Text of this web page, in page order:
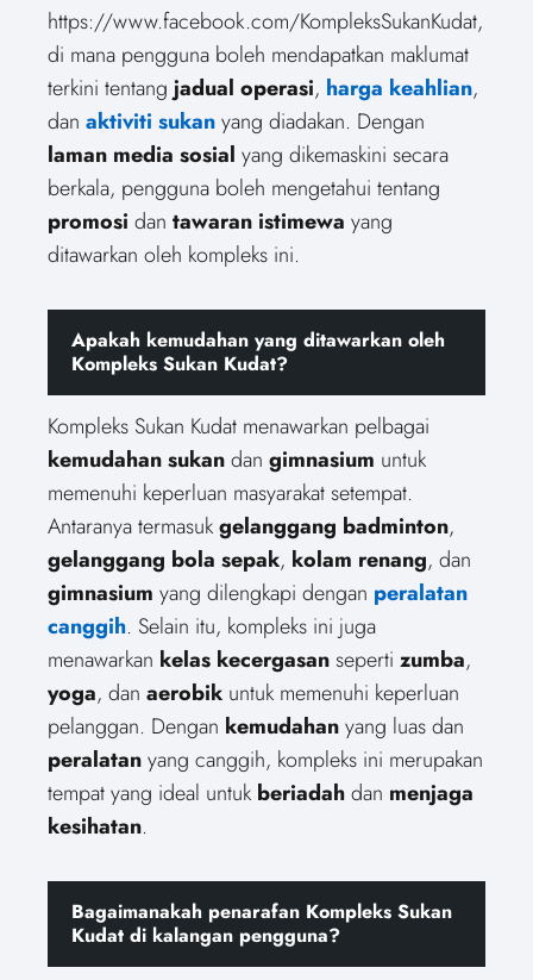
https://www.facebook.com/KompleksSukanKudat,
di mana pengguna boleh mendapatkan maklumat
terkini tentang jadual operasi, harga keahlian,
dan aktiviti sukanyang diadakan. Dengan
laman media sosial yang dikemaskini secara
berkala, pengguna boleh mengetahui tentang
promosi dan tawaran istimewa yang
ditawarkan oleh kompleks ini.
Apakah kemudahan yang ditawarkan oleh
Kompleks Sukan Kudat?
Kompleks Sukan Kudat menawarkan pelbagai
kemudahan sukandan gimnasium untuk
memenuhi keperluan masyarakat setempat.
Antaranya termasukgelanggang badminton,
gelanggang bola sepak, kolam renang, dan
gimnasium yang dilengkapi dengan peralatan
canggih. Selain itu, kompleks ini juga
menawarkan kelas kecergasanseperti zumba,
yoga, dan aerobik untuk memenuhi keperluan
pelanggan. Dengan kemudahanyang luas dan
peralatanyang canggih, kompleks ini merupakan
tempat yang ideal untuk beriadahdan menjaga
kesihatan.
Bagaimanakah penarafan Kompleks Sukan
Kudat di kalangan pengguna?